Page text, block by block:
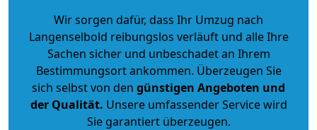
Wir sorgen dafür, dass Ihr Umzug nach
Langenselbold reibungslos verläuft und alle Ihre
Sachen sicher und unbeschadet an Ihrem
Bestimmungsort ankommen. Überzeugen Sie
sich selbst von den günstigen Angeboten und
der Qualität. Unsere umfassender Service wird
Sie garantiert überzeugen.